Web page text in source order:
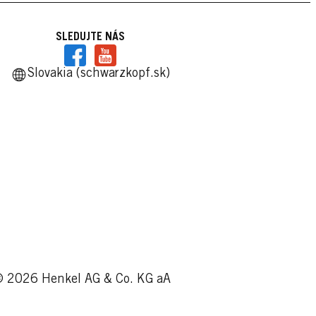
SLEDUJTE NÁS
Slovakia (schwarzkopf.sk)
2026 Henkel AG & Co. KG aA